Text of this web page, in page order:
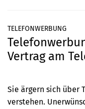
TELEFONWERBUNG
Vertrag am
Sie ärgern sich über
verstehen.